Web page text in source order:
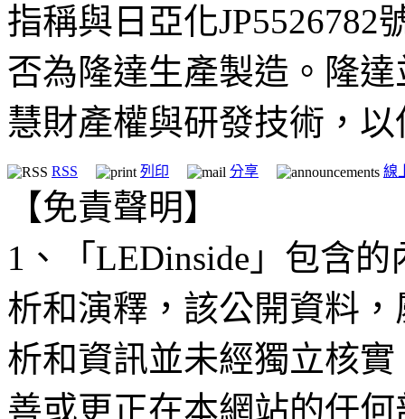
指稱與日亞化
否為隆達生產製造。隆
慧財產權與研發技術，
RSS 列印 分享 線
【免責聲明】
1、「LEDinside」包含
析和演釋，該公開資料
析和資訊並未經獨立核
善或更正在本網站的任